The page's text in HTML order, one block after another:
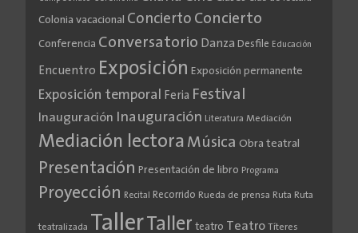
Colonia vacacional Concierto Concierto
Conferencia Conversatorio Danza Desfile Educación
Encuentro Exposición Exposición permanente
Exposición temporal Feria Festival
Inauguración Inauguración Literatura Mediación
Mediación lectora Música Obra teatral
Presentación Presentación de libro Programa
Proyección Recital Recorrido Rueda de prensa Ruta Ruta
teatralizada TallerTaller teatro Teatro Títeres